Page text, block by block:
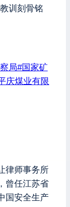
训刻骨铭
局#国家矿
庆煤业有限
律师事务所
曾任江苏省
国安全生产